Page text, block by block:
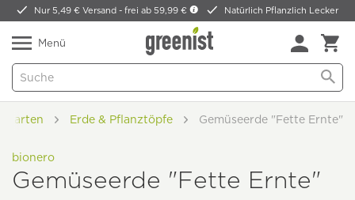
Nur 5,49 € Versand -frei ab 59,99 € Natürlich Pflanzlich Lecker
Menü
Garten Erde & Pflanztöpfe Gemüseerde "Fette Ernte"
bionero
Gemüseerde "Fette Ernte"